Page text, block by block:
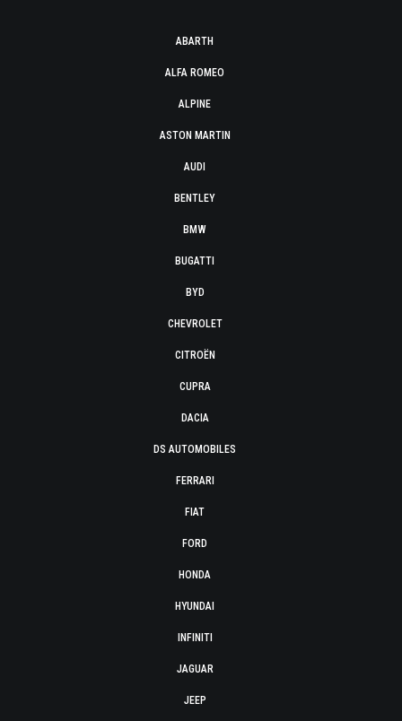
ABARTH
ALFA ROMEO
ALPINE
ASTON MARTIN
AUDI
BENTLEY
BMW
BUGATTI
BYD
CHEVROLET
CITROËN
CUPRA
DACIA
DS AUTOMOBILES
FERRARI
FIAT
FORD
HONDA
HYUNDAI
INFINITI
JAGUAR
JEEP